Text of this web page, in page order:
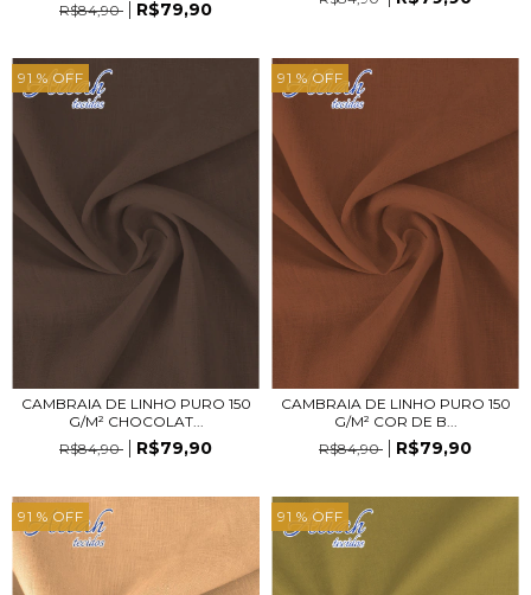
R$84,90 R$79,90
91 % OFF
CAMBRAIA DE LINHO PURO 150
G/M² CHOCOLAT...
R$84,90
R$79,90
91 % OFF
CAMBRAIA DE LINHO PURO 150
G/M² COR DE B...
R$84,90
R$79,90
91 % OFF 91 % OFF